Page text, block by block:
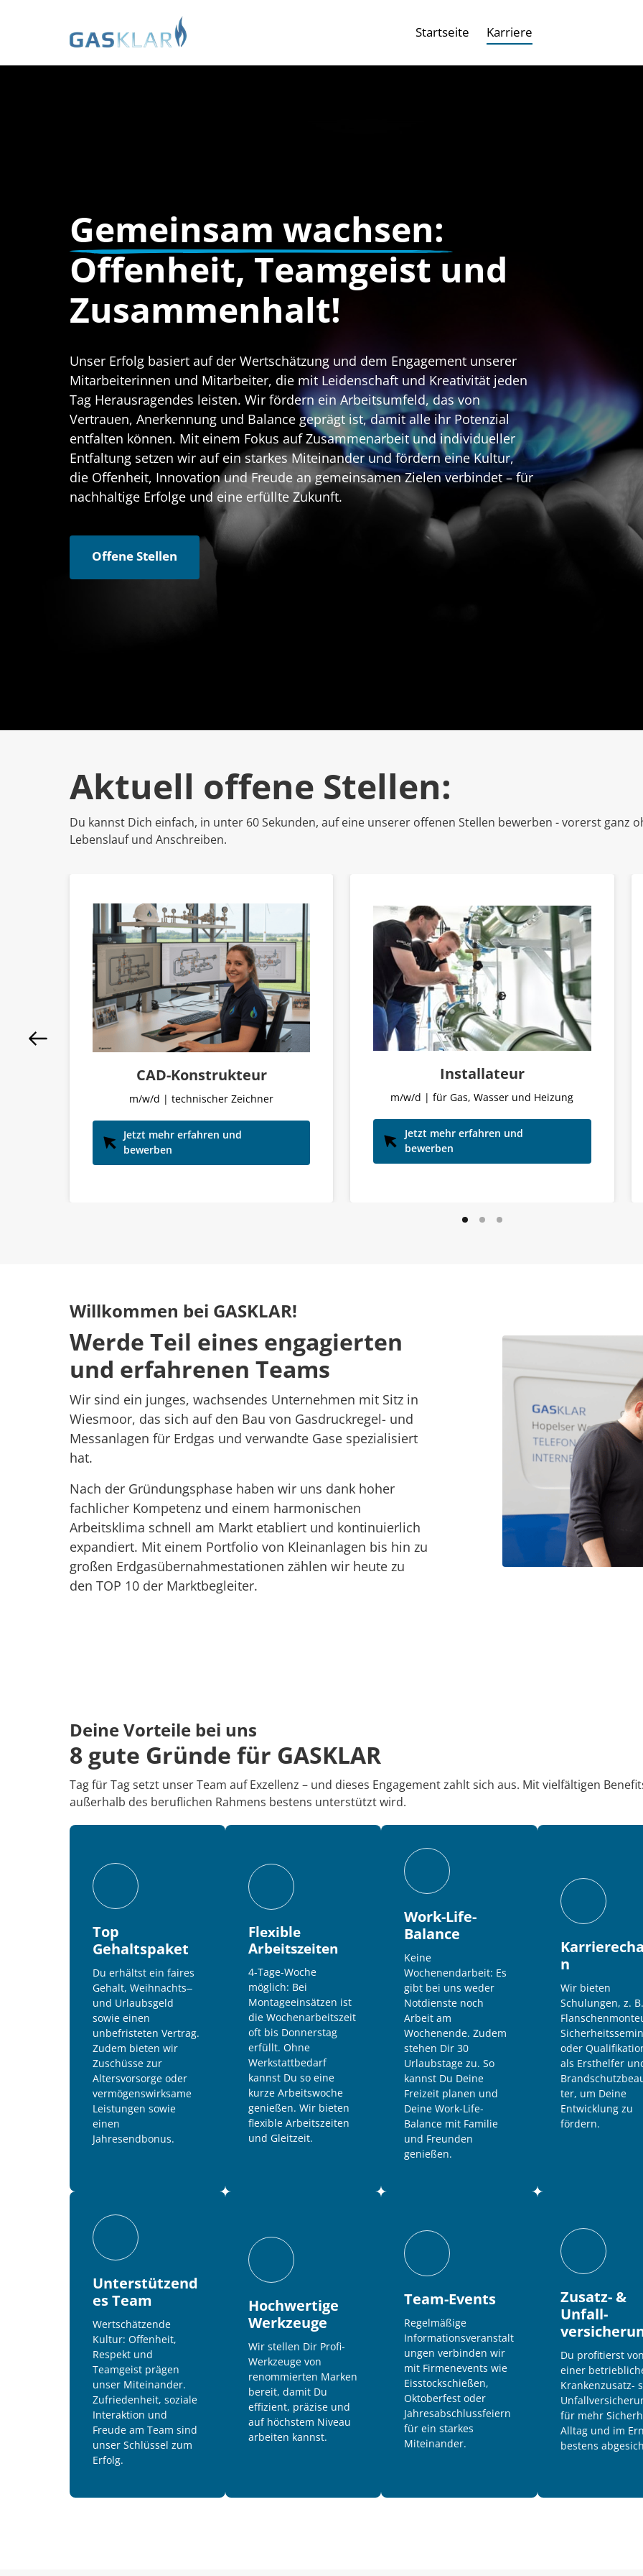
Startseite Karriere
Gemeinsam
Offenheit, Teamgeist und
Zusammenhalt!
Unser Erfolg basiert auf der Wertschätzung und dem Engagement unserer
Mitarbeiterinnen und Mitarbeiter, die mit Leidenschaft und Kreativität jeden
Tag Herausragendes leisten. Wir fördern ein Arbeitsumfeld, das von
Vertrauen, Anerkennung und Balance geprägt ist, damit alle ihr Potenzial
entfalten können. Mit einem Fokus auf Zusammenarbeit und individueller
Entfaltung setzen wir auf ein starkes Miteinander und fördern eine Kultur,
die Offenheit, Innovation und Freude an gemeinsamen Zielen verbindet – für
nachhaltige Erfolge und eine erfüllte Zukunft.
Offene Stellen
Aktuell offene Stellen:
Du kannst Dich einfach, in unter 60 Sekunden, auf eine unserer offenen Stellen bewerben - vorerst ganz
Lebenslauf und Anschreiben.
CAD-Konstrukteur
m/w/d | technischer Zeichner
Jetzt mehr erfahren und
bewerben
Installateur
m/w/d | für Gas, Wasser und Heizung
Jetzt mehr erfahren und
bewerben
Willkommen bei GASKLAR!
Werde Teil eines engagierten
und erfahrenen Teams
Wir sind ein junges, wachsendes Unternehmen mit Sitz in
Wiesmoor, das sich auf den Bau von Gasdruckregel- und
Messanlagen für Erdgas und verwandte Gase spezialisiert
hat.
Nach der Gründungsphase haben wir uns dank hoher
fachlicher Kompetenz und einem harmonischen
Arbeitsklima schnell am Markt etabliert und kontinuierlich
expandiert. Mit einem Portfolio von Kleinanlagen bis hin zu
großen Erdgasübernahmestationen zählen wir heute zu
den TOP 10 der Marktbegleiter.
Deine Vorteile bei uns
8 gute Gründe für GASKLAR
Tag für Tag setzt unser Team auf Exzellenz – und dieses Engagement zahlt sich aus. Mit vielfältigen
außerhalb des beruflichen Rahmens bestens unterstützt wird.
Top
Gehaltspaket
Du erhältst ein
Gehalt, Weihnachts‒
und
sowie
unbefristeten
Zudem bieten
Zuschüsse
Altersvorsorge
Leistungen
Jahresendbonus.
Flexible
Arbeitszeiten
4-Tage-Woche
möglich: Bei
Montageeinsätzen ist
die Wochenarbeitszeit
oft bis Donnerstag
erfüllt. Ohne
Werkstattbedarf
kannst Du so eine
kurze Arbeitswoche
genießen. Wir bieten
flexible Arbeitszeiten
und Gleitzeit.
Work-Life-
Balance
Keine
Wochenendarbeit: Es
gibt bei uns weder
Notdienste noch
Arbeit am
Wochenende. Zudem
stehen Dir 30
Urlaubstage zu. So
kannst Du Deine
Freizeit planen und
Deine Work-Life-
Balance mit Familie
und Freunden
genießen.
n
Wir bieten
Schulungen, z.
oder
als Ersthelfer
ter, um Deine
Entwicklung zu
fördern.
Unterstützend
es Team
Kultur:
Respekt
Teamgeist
unser
Zufriedenheit,
Interaktion
Freude am Team
unser Schlüssel
Erfolg.
Hochwertige
Werkzeuge
Wir stellen Dir Profi-
Werkzeuge von
renommierten Marken
bereit, damit Du
effizient, präzise und
auf höchstem Niveau
arbeiten kannst.
Team-Events
Regelmäßige
Informationsveranstalt
ungen verbinden wir
mit Firmenevents wie
Eisstockschießen,
Oktoberfest oder
Jahresabschlussfeiern
für ein starkes
Miteinander.
Zusatz- &
Unfall-
Du profitierst
einer
Krankenzusatz-
für mehr
Alltag und im
bestens